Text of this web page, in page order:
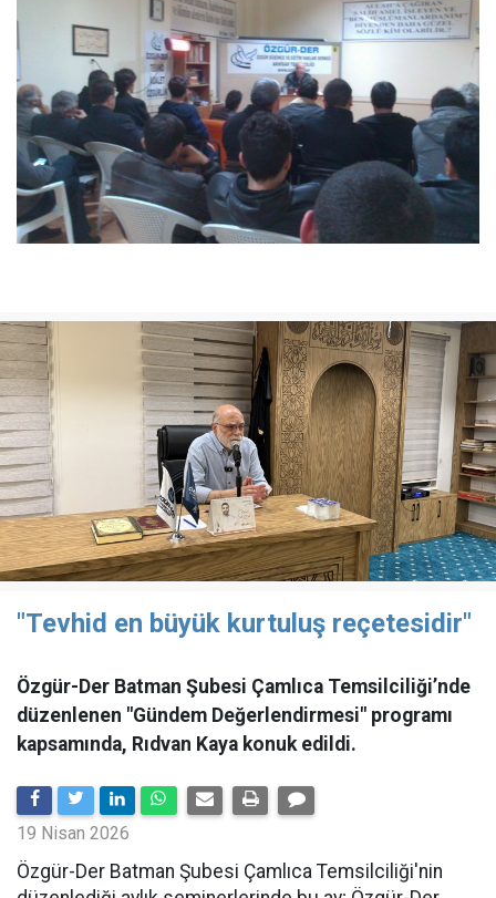
"Tevhid en büyük kurtuluş reçetesidir"
Özgür-Der Batman Şubesi Çamlıca Temsilciliği’nde
düzenlenen "Gündem Değerlendirmesi" programı
kapsamında, Rıdvan Kaya konuk edildi.
19 Nisan 2026
​Özgür-Der Batman Şubesi Çamlıca Temsilciliği'nin